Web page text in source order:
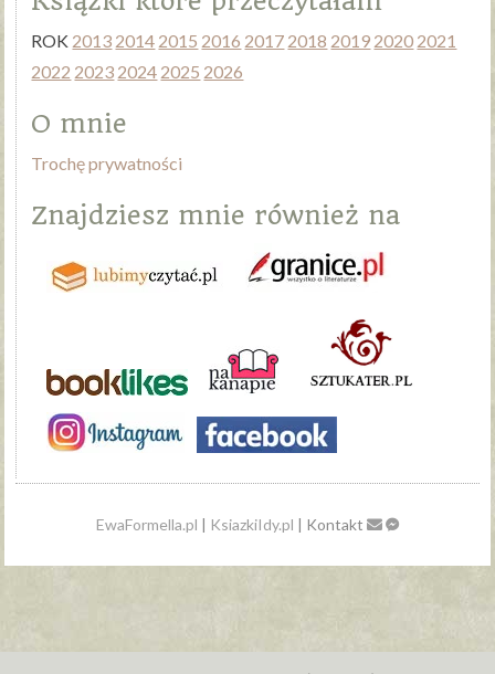
ROK 2013 2014 2015 2016 2017 2018 2019 2020 2021
2022 2023 2024 2025 2026
O mnie
Trochę prywatności
Znajdziesz mnie również na
EwaFormella.pl KsiazkiIdy.pl | Kontakt